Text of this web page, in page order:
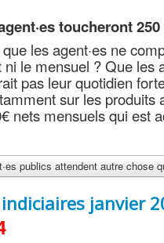
toucheront
les agent·es ne
le mensuel ? Que les
pas leur quotidien
sur les
nets mensuels qui est
publics attendent autre chose
janvier